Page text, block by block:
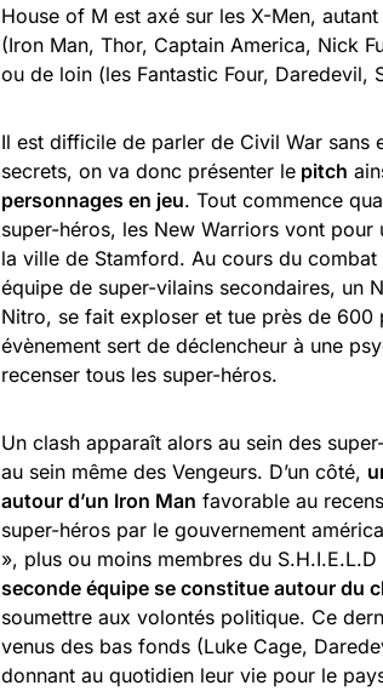
House of M est axé sur les X-Men,
(Iron Man, Thor, Captain America, Nick
ou de loin (les Fantastic Four, Daredevil,
Il est difficile de parler de Civil War sans
secrets, on va donc présenter le pitch
personnages en jeu. Tout commence
super-héros, les New Warriors vont pour
la ville de Stamford. Au cours du combat
équipe de super-vilains secondaires, un
Nitro, se fait exploser et tue près de 600
évènement sert de déclencheur à une
recenser tous les super-héros.
Un clash apparaît alors au sein des
au sein même des Vengeurs. D’un côté,
autour d’un Iron Man favorable au
super-héros par le gouvernement
», plus ou moins membres du
seconde équipe se constitue autour du
soumettre aux volontés politique. Ce
venus des bas fonds (Luke Cage,
donnant au quotidien leur vie pour le